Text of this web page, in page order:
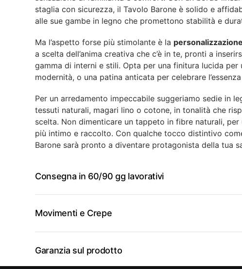
staglia con sicurezza, il Tavolo Barone è solido e
alle sue gambe in legno che promettono stabilità e
Ma l’aspetto forse più stimolante è la personalizzazione
a scelta dell’anima creativa che c’è in te, pronti a
gamma di interni e stili. Opta per una finitura lucida per
modernità, o una patina anticata per celebrare
Per un arredamento impeccabile suggeriamo sedie in
tessuti naturali, magari lino o cotone, in tonalità che
scelta. Non dimenticare un tappeto in fibre naturali,
più intimo e raccolto. Con qualche tocco distintivo
Barone sarà pronto a diventare protagonista della tua
Consegna in 60/90 gg lavorativi
Movimenti e Crepe
Garanzia sul prodotto